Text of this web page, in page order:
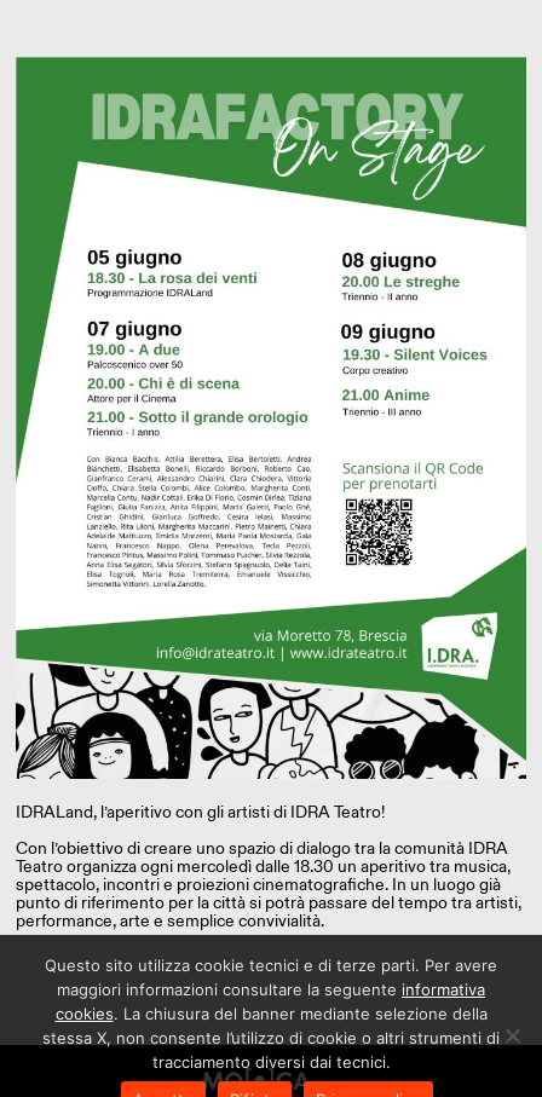
IDRALand, l’aperitivo con gli artisti di IDRA Teatro!
Con l’obiettivo di creare uno spazio di dialogo tra la comunità IDRA
Teatro organizza ogni mercoledì dalle 18.30 un aperitivo tra musica,
spettacolo, incontri e proiezioni cinematografiche. In un luogo già
punto di riferimento per la città si potrà passare del tempo tra artisti,
performance, arte e semplice convivialità.
Questo sito utilizza cookie tecnici e di terze parti. Per avere
maggiori informazioni consultare la seguente informativa
cookies. La chiusura del banner mediante selezione della
stessa X, non consente l’utilizzo di cookie o altri strumenti di
tracciamento diversi dai tecnici.